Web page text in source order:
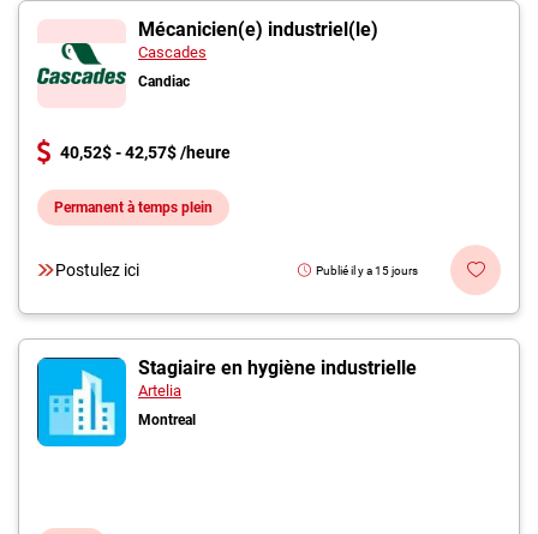
Mécanicien(e) industriel(le)
Cascades
Candiac
40,52$ - 42,57$ /heure
Permanent à temps plein
Postulez ici Publié il y a 15 jours
Stagiaire en hygiène industrielle
Artelia
Montreal